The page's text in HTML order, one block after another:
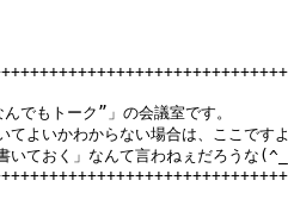
もトーク”」の会議室です。
いかわからない場合は、ここです
く」なんて言わねぇだろうな